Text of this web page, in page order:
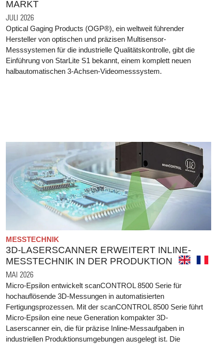
MARKT
JULI 2026
Optical Gaging Products (OGP®), ein weltweit führender
Hersteller von optischen und präzisen Multisensor-
Messsystemen für die industrielle Qualitätskontrolle, gibt die
Einführung von StarLite S1 bekannt, einem komplett neuen
halbautomatischen 3-Achsen-Videomesssystem.
MESSTECHNIK
3D-LASERSCANNER ERWEITERT INLINE-
MESSTECHNIK IN DER PRODUKTION
MAI 2026
Micro-Epsilon entwickelt scanCONTROL 8500 Serie für
hochauflösende 3D-Messungen in automatisierten
Fertigungsprozessen. Mit der scanCONTROL 8500 Serie führt
Micro-Epsilon eine neue Generation kompakter 3D-
Laserscanner ein, die für präzise Inline-Messaufgaben in
industriellen Produktionsumgebungen ausgelegt ist. Die